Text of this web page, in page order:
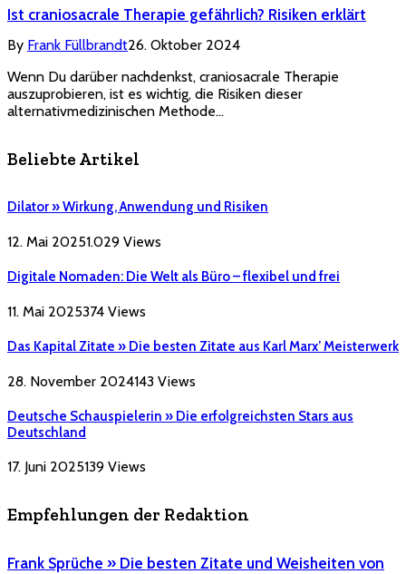
Ist craniosacrale Therapie gefährlich? Risiken erklärt
By Frank Füllbrandt26. Oktober 2024
Wenn Du darüber nachdenkst, craniosacrale Therapie
auszuprobieren, ist es wichtig, die Risiken dieser
alternativmedizinischen Methode…
Beliebte Artikel
Dilator » Wirkung, Anwendung und Risiken
12. Mai 20251.029 Views
Digitale Nomaden: Die Welt als Büro – flexibel und frei
11. Mai 2025374 Views
Das Kapital Zitate » Die besten Zitate aus Karl Marx’ Meisterwerk
28. November 2024143 Views
Deutsche Schauspielerin » Die erfolgreichsten Stars aus
Deutschland
17. Juni 2025139 Views
Empfehlungen der Redaktion
Frank Sprüche » Die besten Zitate und Weisheiten von